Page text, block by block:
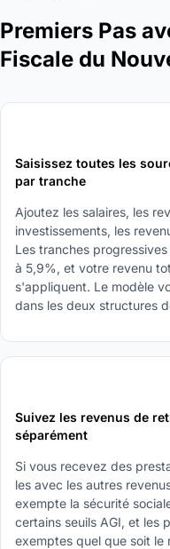
Premiers Pas
Fiscale du
Saisissez toutes les
par tranche
Ajoutez les salaires, les
investissements, les
Les tranches
à 5,9%, et votre revenu
s'appliquent. Le modèle
dans les deux structures
Suivez les revenus de
séparément
Si vous recevez des
les avec les autres
exempte la sécurité
certains seuils AGI, et les
exemptes quel que soit le